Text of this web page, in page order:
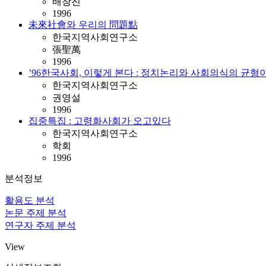
1996
未來社會와 우리의 問題點
한국지역사회연구소
張聖萬
1996
’96한국사회, 이렇게 본다 : 정치논리와 사회의식의 균형
한국지역사회연구소
권영설
1996
집중특집 : 고령화사회가 오고있다
한국지역사회연구소
학회
1996
분석정보
활용도 분석
논문 주제 분석
연구자 주제 분석
View